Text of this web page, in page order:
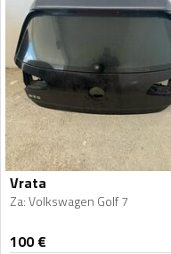
Vrata
Za:Volkswagen Golf 7
100€